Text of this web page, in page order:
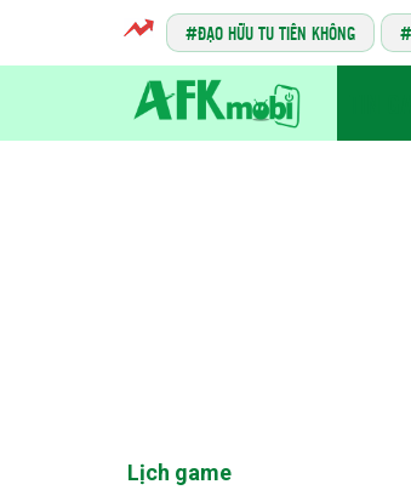
ĐẠO HỮU TU TIÊN KHÔNG
Lịch game